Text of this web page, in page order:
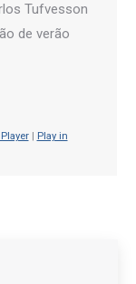
Tufvesson
de verão
| Play in